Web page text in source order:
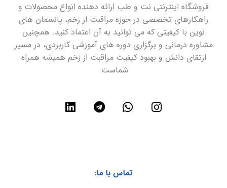
فروشگاه اینترنتی نت و طب ارائه دهنده انواع محصولات و
راهکارهای تخصصی در حوزه مراقبت از زخم، پانسمان های
نوین با کیفیتی که می توانید به آن اعتماد کنید. همچنین
مشاوره درمانی و برگزاری دوره های آموزشی کاربردی، در مسیر
ارتقای دانش و بهبود کیفیت مراقبت از زخم همیشه همراه
شماست.
تماس با ما: